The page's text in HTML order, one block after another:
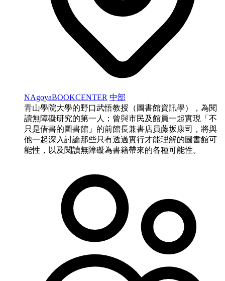
NAgoyaBOOKCENTER 中部
青山學院大學的野口武悟教授（圖書館資訊學），為閱
讀無障礙研究的第一人；曾與市民及館員一起實現「不
只是借書的圖書館」的前館長兼書店員藤坂康司，將與
他一起深入討論那些只有透過實行才能理解的圖書館可
能性，以及閱讀無障礙為書籍帶來的各種可能性。